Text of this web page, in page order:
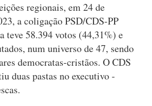
regionais, em 24 de
a coligação PSD/CDS-PP
teve 58.394 votos (44,31%) e
num universo de 47, sendo
democratas-cristãos. O CDS
duas pastas no executivo -